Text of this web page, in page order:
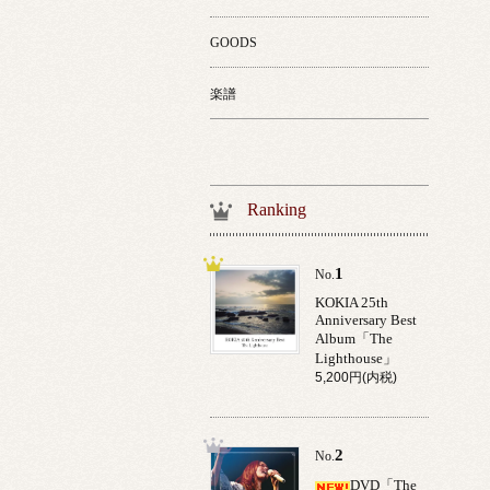
GOODS
楽譜
Ranking
No.1
KOKIA 25th
Anniversary Best
Album「The
Lighthouse」
5,200円(内税)
No.2
DVD「The